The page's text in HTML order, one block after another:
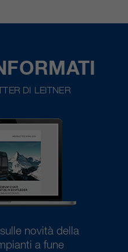
DI LEITNER
novità della
a fune